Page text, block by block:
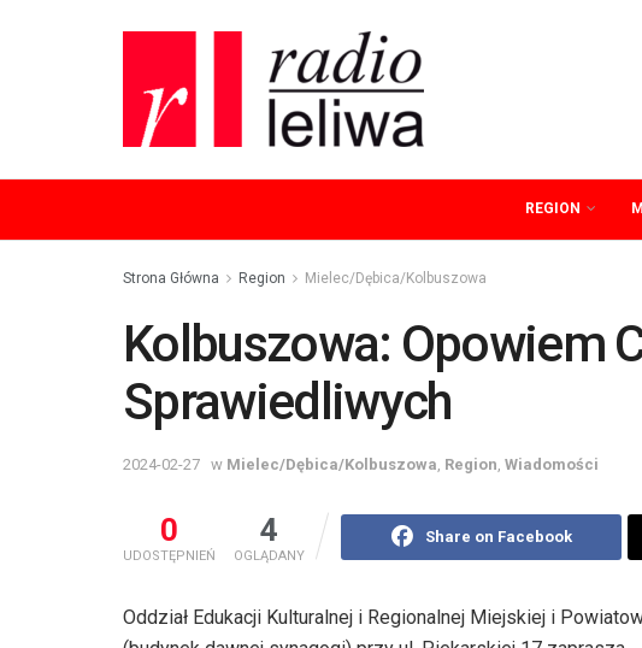
REGION
Strona Główna Region Mielec/Dębica/Kolbuszowa
Kolbuszowa: Opowiem
Sprawiedliwych
2024-02-27 w Mielec/Dębica/Kolbuszowa Region Wiadomości
0
UDOSTĘPNIEŃ
4
OGLĄDANY
Share on Facebook
Oddział Edukacji Kulturalnej i Regionalnej Miejskiej i